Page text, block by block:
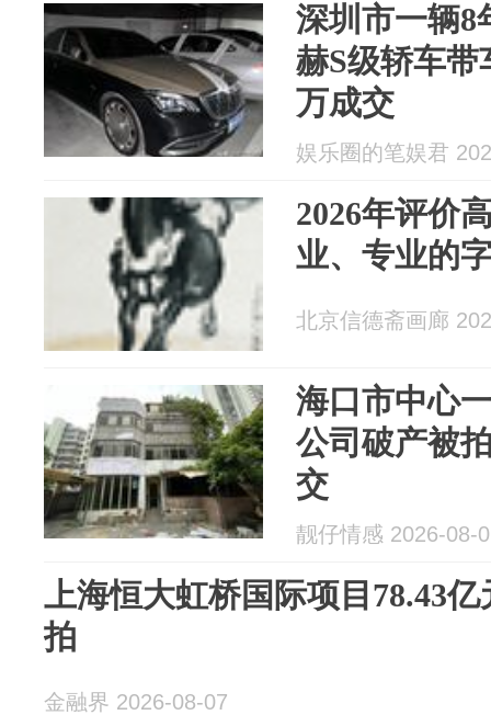
深圳市一辆8
赫S级轿车带
万成交
娱乐圈的笔娱君
2026年评价
业、专业的
北京信德斋画廊
海口市中心
公司破产被
交
靓仔情感 2026-08-
上海恒大虹桥国际项目78.43
拍
金融界 2026-08-07